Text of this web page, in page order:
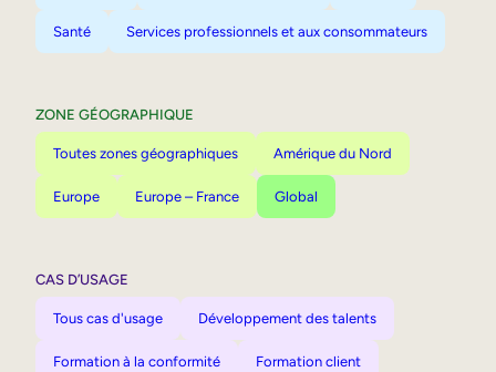
Santé Services professionnels et aux consommateurs
ZONE GÉOGRAPHIQUE
Toutes zones géographiques Amérique du Nord
Europe Europe – France Global
CAS D’USAGE
Tous cas d'usage Développement des talents
Formation à la conformité Formation client